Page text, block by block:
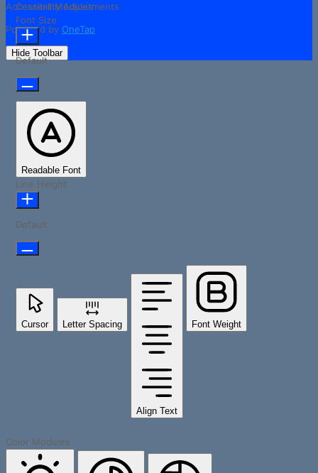
Accessibility Adjustments
Powered by OneTap
Hide Toolbar
Content Modules
Font Size
Default
Readable Font
Line Height
Default
Cursor Letter Spacing
Align Text
Font Weight
Color Modules